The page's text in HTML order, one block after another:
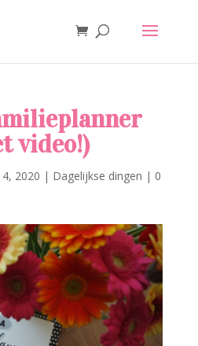
video!)
2020 | Dagelijkse dingen | 0